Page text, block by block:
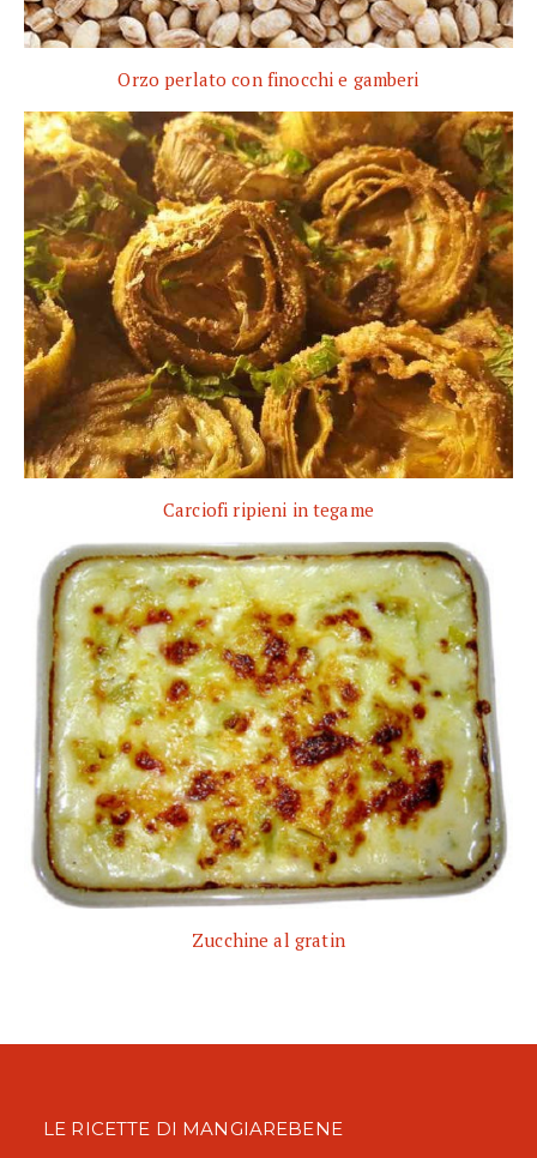
Orzo perlato con finocchi e gamberi
Carciofi ripieni in tegame
Zucchine al gratin
LE RICETTE DI MANGIAREBENE